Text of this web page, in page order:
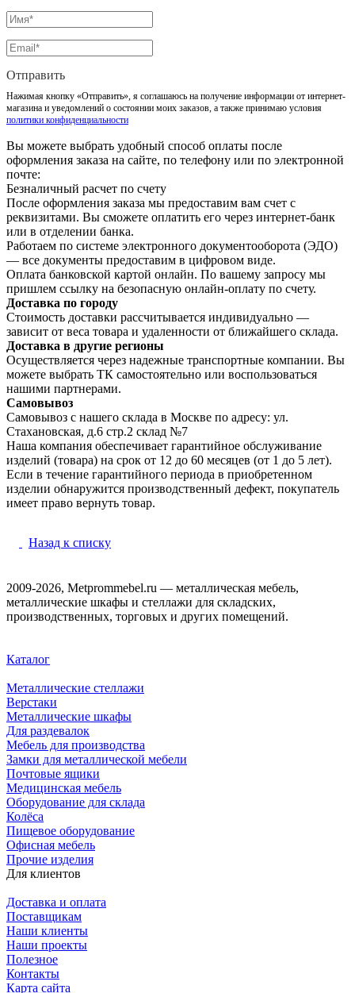
Отправить
Нажимая кнопку «Отправить», я соглашаюсь на получение информации от интернет-
магазина и уведомлений о состоянии моих заказов, а также принимаю условия
политики конфиденциальности
Вы можете выбрать удобный способ оплаты после
оформления заказа на сайте, по телефону или по электронной
почте:
Безналичный расчет по счету
После оформления заказа мы предоставим вам счет с
реквизитами. Вы сможете оплатить его через интернет-банк
или в отделении банка.
Работаем по системе электронного документооборота (ЭДО)
— все документы предоставим в цифровом виде.
Оплата банковской картой онлайн. По вашему запросу мы
пришлем ссылку на безопасную онлайн-оплату по счету.
Доставка по городу
Стоимость доставки рассчитывается индивидуально —
зависит от веса товара и удаленности от ближайшего склада.
Доставка в другие регионы
Осуществляется через надежные транспортные компании. Вы
можете выбрать ТК самостоятельно или воспользоваться
нашими партнерами.
Самовывоз
Самовывоз с нашего склада в Москве по адресу: ул.
Стахановская, д.6 стр.2 склад №7
Наша компания обеспечивает гарантийное обслуживание
изделий (товара) на срок от 12 до 60 месяцев (от 1 до 5 лет).
Если в течение гарантийного периода в приобретенном
изделии обнаружится производственный дефект, покупатель
имеет право вернуть товар.
Назад к списку
2009-2026, Metprommebel.ru — металлическая мебель,
металлические шкафы и стеллажи для складских,
производственных, торговых и других помещений.
Каталог
Металлические стеллажи
Верстаки
Металлические шкафы
Для раздевалок
Мебель для производства
Замки для металлической мебели
Почтовые ящики
Медицинская мебель
Оборудование для склада
Колёса
Пищевое оборудование
Офисная мебель
Прочие изделия
Для клиентов
Доставка и оплата
Поставщикам
Наши клиенты
Наши проекты
Полезное
Контакты
Карта сайта